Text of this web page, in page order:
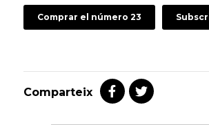
Comprar el número 23
Comparteix